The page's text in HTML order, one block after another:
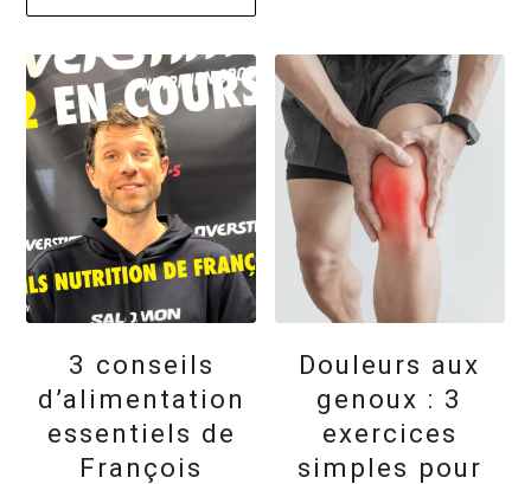
3 conseils
d’alimentation
essentiels de
François
Douleurs aux
genoux : 3
exercices
simples pour